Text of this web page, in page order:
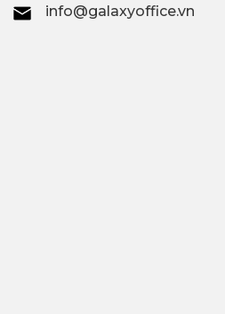
info@galaxyoffice.vn